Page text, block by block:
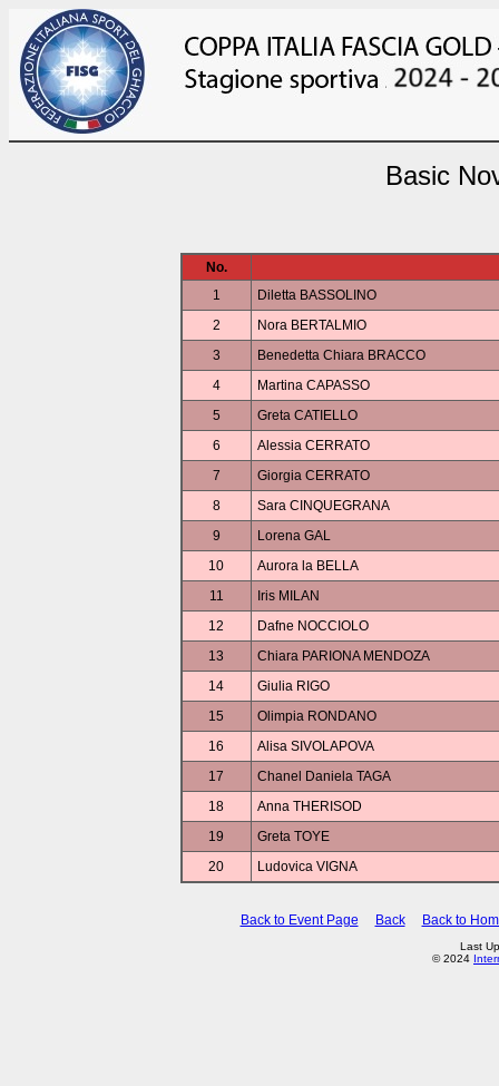
Basic
No.
1
Diletta BASSOLINO
2
Nora BERTALMIO
3
Benedetta Chiara BRACCO
4
Martina CAPASSO
5
Greta CATIELLO
6
Alessia CERRATO
7
Giorgia CERRATO
8
Sara CINQUEGRANA
9
Lorena GAL
10
Aurora la BELLA
11
Iris MILAN
12
Dafne NOCCIOLO
13
Chiara PARIONA MENDOZA
14
Giulia RIGO
15
Olimpia RONDANO
16
Alisa SIVOLAPOVA
17
Chanel Daniela TAGA
18
Anna THERISOD
19
Greta TOYE
20
Ludovica VIGNA
Back to Event Page Back Back to
Last
© 2024